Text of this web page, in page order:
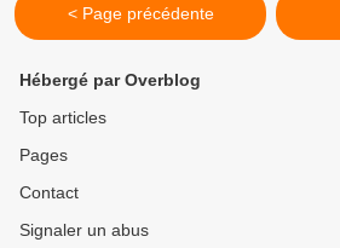
< Page précédente
Hébergé par Overblog
Top articles
Pages
Contact
Signaler un abus